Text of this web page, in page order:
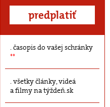
predplatiť
časopis do vašej schránky
**
všetky články, videá
a filmy na týždeň.sk